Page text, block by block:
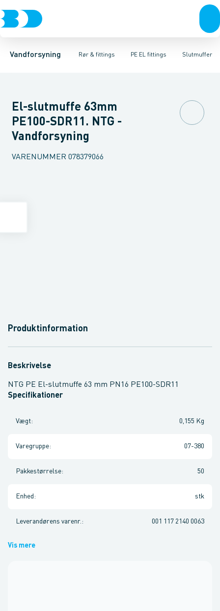
Vandforsyning Rør & fittings
Rør & fittingsKoblinger & anboringerMuffer, klemmer &
PE EL fittings
PE rørPE EL fittingsPE fittings Duktiljern fittings Slutmuffer
VinklerT-stykker SvejsemufferReduktionerAnboringssadler-
El-slutmuffe 63mm
PE100-SDR11. NTG -
Vandforsyning
VARENUMMER 078379066
Produktinformation
Beskrivelse
NTG PE El-slutmuffe 63 mm PN16 PE100-SDR11
Specifikationer
Vægt: 0,155 Kg
Varegruppe: 07-380
Pakkestørrelse: 50
Enhed : stk
Leverandørens varenr. : 001 117 2140 0063
Vis mere